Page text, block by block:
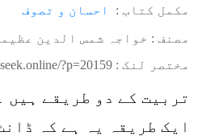
مکمل کتاب : احسان و تصوف
مصنف : خواجہ شمس الدین
مختصر لنک : ?p=20159
تربیت کے دو طریقے ہیں ۔
ایک طریقہ یہ ہے کہ